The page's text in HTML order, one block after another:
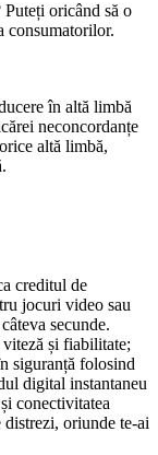
oricând să o
consumatorilor.
în altă limbă
neconcordanțe
altă limbă,
creditul de
jocuri video sau
secunde.
și fiabilitate;
siguranță folosind
digital instantaneu
conectivitatea
distrezi, oriunde te-ai